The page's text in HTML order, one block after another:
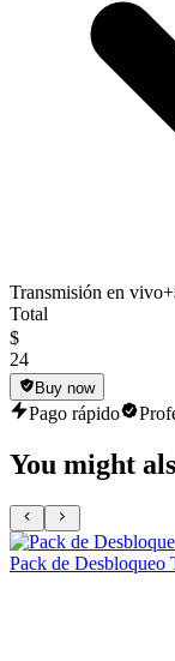
Transmisión en vivo
Total
$
24
Buy now
Pago rápido
You might
Pack de Desbloqueo